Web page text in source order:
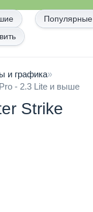
Популярные
и графика»
- 2.3 Lite и выше
Strike